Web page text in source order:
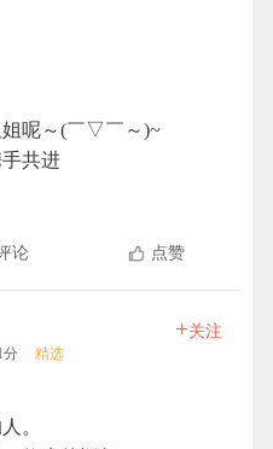
姐呢～(￣▽￣～)~
共进
论 点赞
分 精选
+关注
。